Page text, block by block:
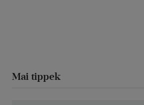
Mai tippek